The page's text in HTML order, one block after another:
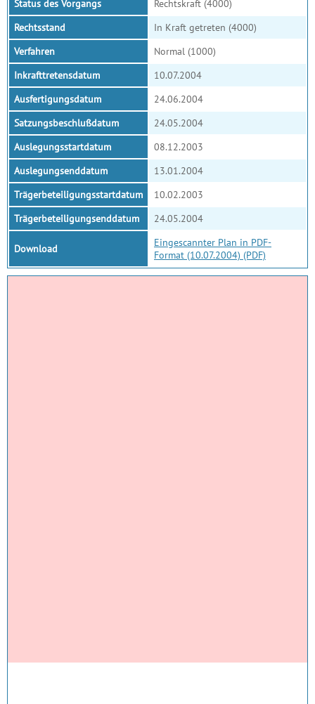
Status des Vorgangs
Rechtskraft (4000)
Rechtsstand
In Kraft getreten (4000)
Verfahren
Normal (1000)
Inkrafttretensdatum
10.07.2004
Ausfertigungsdatum
24.06.2004
Satzungsbeschlußdatum
24.05.2004
Auslegungsstartdatum
08.12.2003
Auslegungsenddatum
13.01.2004
Trägerbeteiligungsstartdatum
10.02.2003
Trägerbeteiligungsenddatum
24.05.2004
Download
Eingescannter Plan in PDF-
Format (10.07.2004) (PDF)